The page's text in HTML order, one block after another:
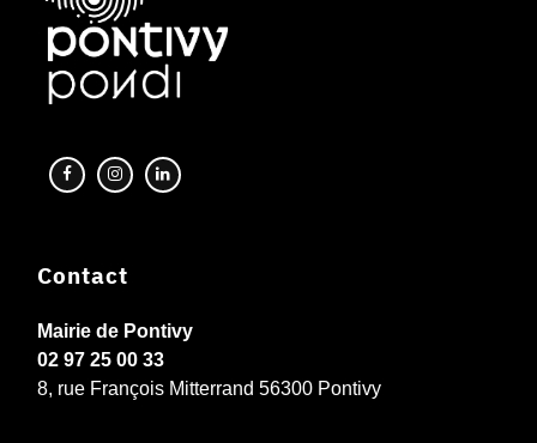
Contact
Mairie de Pontivy
02 97 25 00 33
8, rue François Mitterrand 56300 Pontivy